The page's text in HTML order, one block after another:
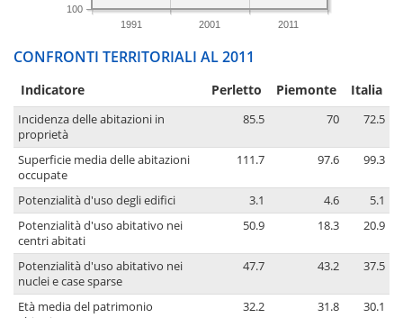
1991 2001 2011
100
CONFRONTI TERRITORIALI AL 2011
Indicatore Perletto Piemonte Italia
Incidenza delle abitazioni in
proprietà
85.5 70 72.5
Superficie media delle abitazioni
occupate
111.7 97.6 99.3
Potenzialità d'uso degli edifici 3.1 4.6
5.1
Potenzialità d'uso abitativo nei
centri abitati
50.9 18.3 20.9
Potenzialità d'uso abitativo nei
nuclei e case sparse
47.7 43.2 37.5
Età media del patrimonio
32.2 31.8 30.1